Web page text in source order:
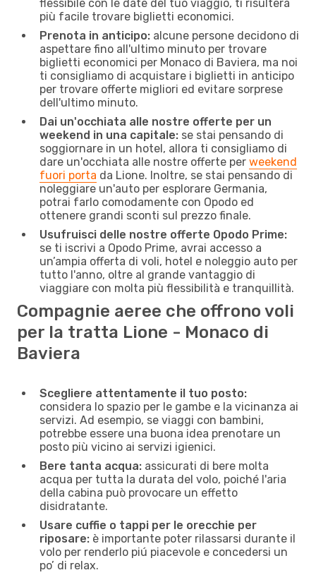
flessibile con le date del tuo viaggio, ti risulterà
più facile trovare biglietti economici.
Prenota in anticipo: alcune persone decidono di
aspettare fino all'ultimo minuto per trovare
biglietti economici per Monaco di Baviera, ma noi
ti consigliamo di acquistare i biglietti in anticipo
per trovare offerte migliori ed evitare sorprese
dell'ultimo minuto.
Dai un'occhiata alle nostre offerte per un
weekend in una capitale: se stai pensando di
soggiornare in un hotel, allora ti consigliamo di
dare un'occhiata alle nostre offerte per weekend
fuori porta da Lione. Inoltre, se stai pensando di
noleggiare un'auto per esplorare Germania,
potrai farlo comodamente con Opodo ed
ottenere grandi sconti sul prezzo finale.
Usufruisci delle nostre offerte Opodo Prime:
se ti iscrivi a Opodo Prime, avrai accesso a
un’ampia offerta di voli, hotel e noleggio auto per
tutto l'anno, oltre al grande vantaggio di
viaggiare con molta più flessibilità e tranquillità.
Compagnie aeree che offrono voli
per la tratta Lione - Monaco di
Baviera
Scegliere attentamente il tuo posto:
considera lo spazio per le gambe e la vicinanza ai
servizi. Ad esempio, se viaggi con bambini,
potrebbe essere una buona idea prenotare un
posto più vicino ai servizi igienici.
Bere tanta acqua: assicurati di bere molta
acqua per tutta la durata del volo, poiché l'aria
della cabina può provocare un effetto
disidratante.
Usare cuffie o tappi per le orecchie per
riposare: è importante poter rilassarsi durante il
volo per renderlo piú piacevole e concedersi un
po’ di relax.